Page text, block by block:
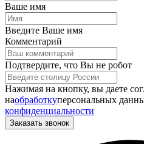
Ваше имя
Введите Ваше имя
Комментарий
Подтвердите, что Вы не робот
Нажимая на кнопку, вы даете
наобработкуперсональных
конфиденциальности
Заказать звонок